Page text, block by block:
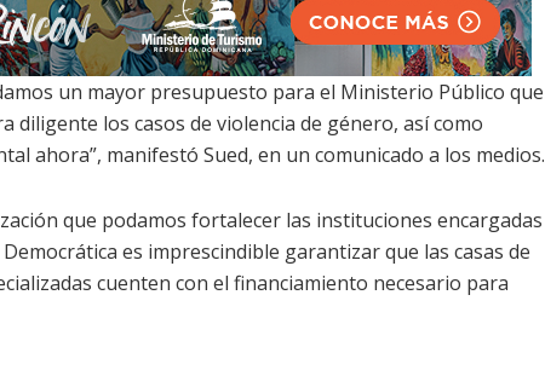
un mayor presupuesto para el Ministerio Público que
diligente los casos de violencia de género, así como
ahora”, manifestó Sued, en un comunicado a los medios.
que podamos fortalecer las instituciones encargadas
es imprescindible garantizar que las casas de
cuenten con el financiamiento necesario para